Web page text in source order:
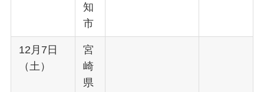
知
市
12月7日
（土）
宮
崎
県